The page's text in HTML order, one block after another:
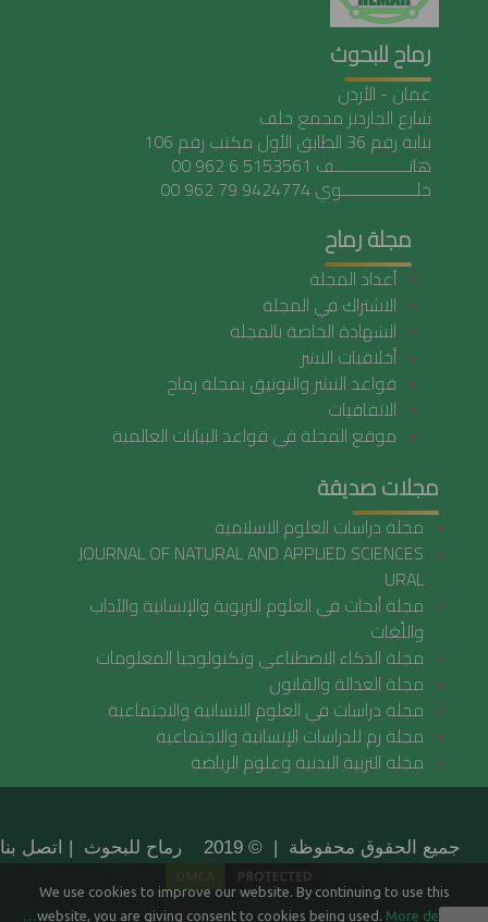
رماح للبحوث
عمان - الأردن
شارع الجاردنز مجمع خلف
بناية رقم 36 الطابق الأول مكتب رقم 106
هاتـــــــــــــــــف 5153561 6 962 00
خلـــــــــــــــــوي 9424774 79 962 00
مجلة رماح
أعداد المجلة
الاشتراك في المجلة
الشهادة الخاصة بالمجلة
أخلاقيات النشر
قواعد النشر والتوثيق بمجلة رماح
الاتفاقيات
موقع المجلة في قواعد البيانات العالمية
مجلات صديقة
مجلة دراسات العلوم الاسلامية
JOURNAL OF NATURAL AND APPLIED SCIENCES
URAL
مجلة أبحاث في العلوم التربوية والإنسانية والآداب
واللّغات
مجلة الذكاء الاصطناعي وتكنولوجيا المعلومات
مجلة العدالة والقانون
مجلة دراسات في العلوم الانسانية والاجتماعية
مجلة رم للدراسات الإنسانية والاجتماعية
مجلة التربية البدنية وعلوم الرياضة
جميع الحقوق محفوظة | © 2019 رماح للبحوث | اتصل بنا
We use cookies to improve our website. By continuing to use this
website, you are giving consent to cookies being used. More details…